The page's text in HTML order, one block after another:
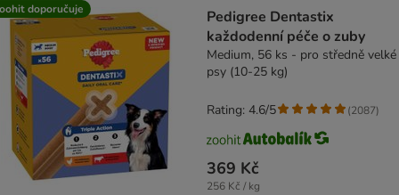
doporučuje
Pedigree Dentastix
každodenní péče o zuby
Medium, 56 ks - pro středně velké
psy (10-25 kg)
369 Kč
256 Kč / kg
Rating: 4.6/5 (2087)